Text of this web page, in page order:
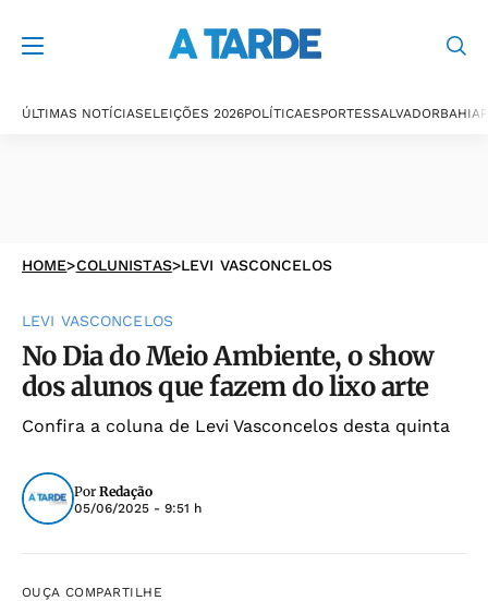
ÚLTIMAS NOTÍCIASELEIÇÕES 2026POLÍTICAESPORTESSALVADORBAHIA
HOME>COLUNISTAS>LEVI VASCONCELOS
LEVI VASCONCELOS
No Dia do Meio Ambiente, o show
dos alunos que fazem do lixo arte
Confira a coluna de Levi Vasconcelos desta quinta
Por Redação
05/06/2025 - 9:51 h
OUÇA COMPARTILHE